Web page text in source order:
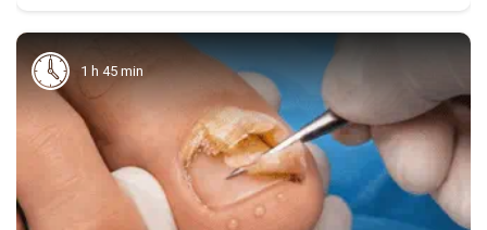
1 h 45 min